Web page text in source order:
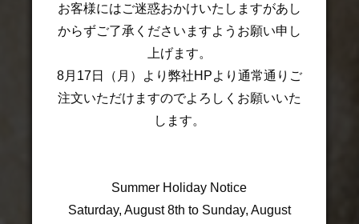
お客様にはご迷惑おかけいたしますがあし
からずご了承くださいますようお願い申し
上げます。
8月17日（月）より弊社HPより通常通りご
注文いただけますのでよろしくお願いいた
します。
Summer Holiday Notice
Saturday, August 8th to Sunday, August